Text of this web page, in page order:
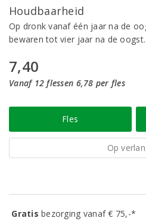
Houdbaarheid
Op dronk vanaf één jaar na de
bewaren tot vier jaar na de oogst.
7,40
Vanaf 12 flessen 6,78 per fles
Fles
Op
Gratisbezorging vanaf € 75,-*